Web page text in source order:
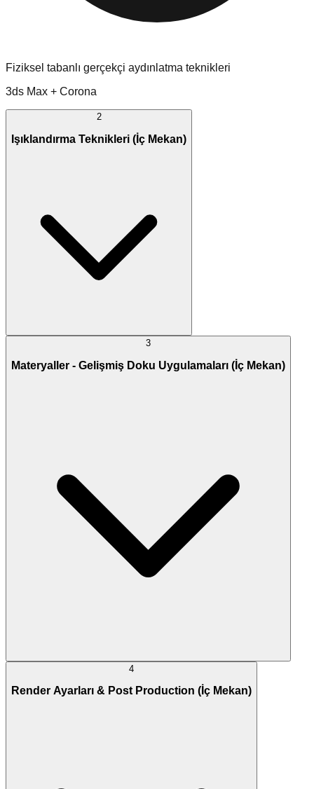
Fiziksel tabanlı gerçekçi aydınlatma teknikleri
3ds Max + Corona
2
Işıklandırma Teknikleri (İç Mekan)
3
Materyaller - Gelişmiş Doku Uygulamaları (İç Mekan)
4
Render Ayarları & Post Production (İç Mekan)